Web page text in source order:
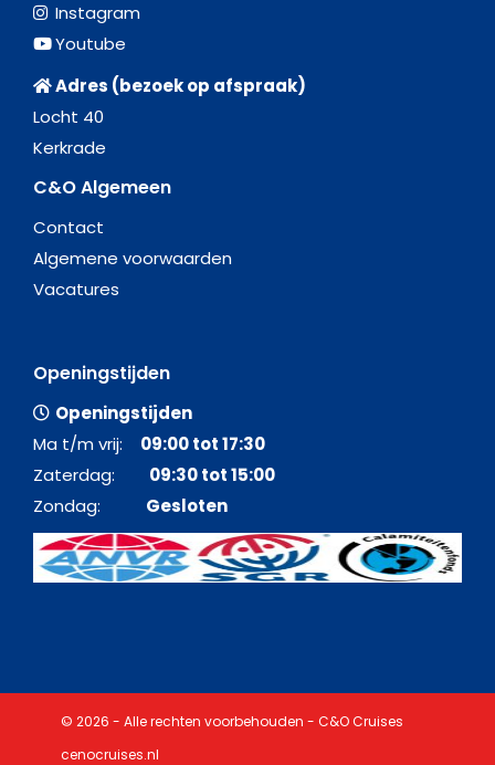
Instagram
Youtube
Adres (bezoek op afspraak)
Locht 40
Kerkrade
C&O Algemeen
Contact
Algemene voorwaarden
Vacatures
Openingstijden
Openingstijden
Ma t/m vrij: 09:00 tot 17:30
Zaterdag: 09:30 tot 15:00
Zondag: Gesloten
© 2026 - Alle rechten voorbehouden - C&O Cruises
cenocruises.nl